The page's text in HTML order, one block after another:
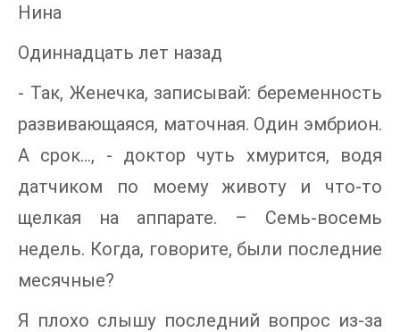
Нина
Одиннадцать лет назад
- Так, Женечка, записывай: беременность
развивающаяся, маточная. Один эмбрион.
А срок…, - доктор чуть хмурится, водя
датчиком по моему животу и что-то
щелкая на аппарате. – Семь-восемь
недель. Когда, говорите, были последние
месячные?
Я плохо слышу последний вопрос из-за